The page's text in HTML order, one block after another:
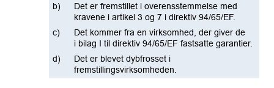
Det er fremstillet i overensstemmelse med
kravene i artikel 3 og 7 i direktiv 94/65/EF.
Det kommer fra en virksomhed, der giver de
i bilag I til direktiv 94/65/EF fastsatte garantier.
Det er blevet dybfrosset i
fremstillingsvirksomheden.